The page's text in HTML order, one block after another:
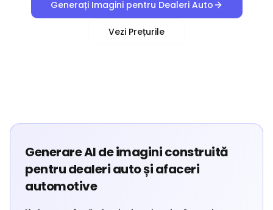
Generați Imagini pentru Dealeri Auto
Vezi Prețurile
Generare AI de imagini construită
pentru dealeri auto și afaceri
automotive